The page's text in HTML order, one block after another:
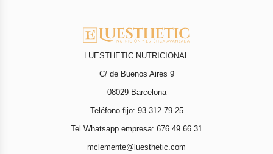
LUESTHETIC NUTRICIONAL
C/ de Buenos Aires 9
08029 Barcelona
Teléfono fijo: 93 312 79 25
Tel Whatsapp empresa: 676 49 66 31
mclemente@luesthetic.com